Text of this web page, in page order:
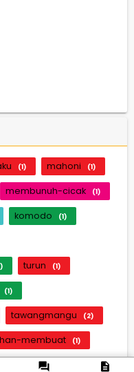
(1) mahoni (1)
membunuh-cicak (1)
komodo (1)
turun (1)
(1)
tawangmangu (2)
membuat (1)